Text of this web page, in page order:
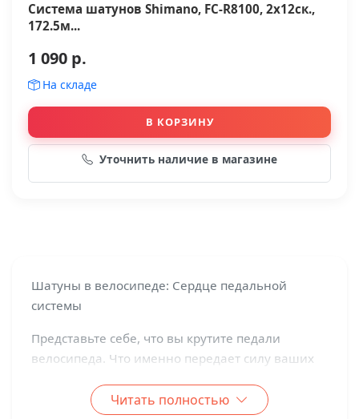
Система шатунов Shimano, FC-R8100, 2x12ск.,
172.5м...
1 090 р.
На складе
В КОРЗИНУ
Уточнить наличие в магазине
Шатуны в велосипеде: Сердце педальной
системы
Представьте себе, что вы крутите педали
велосипеда. Что именно передает силу ваших
из ключевых деталей педальной системы,
Читать полностью